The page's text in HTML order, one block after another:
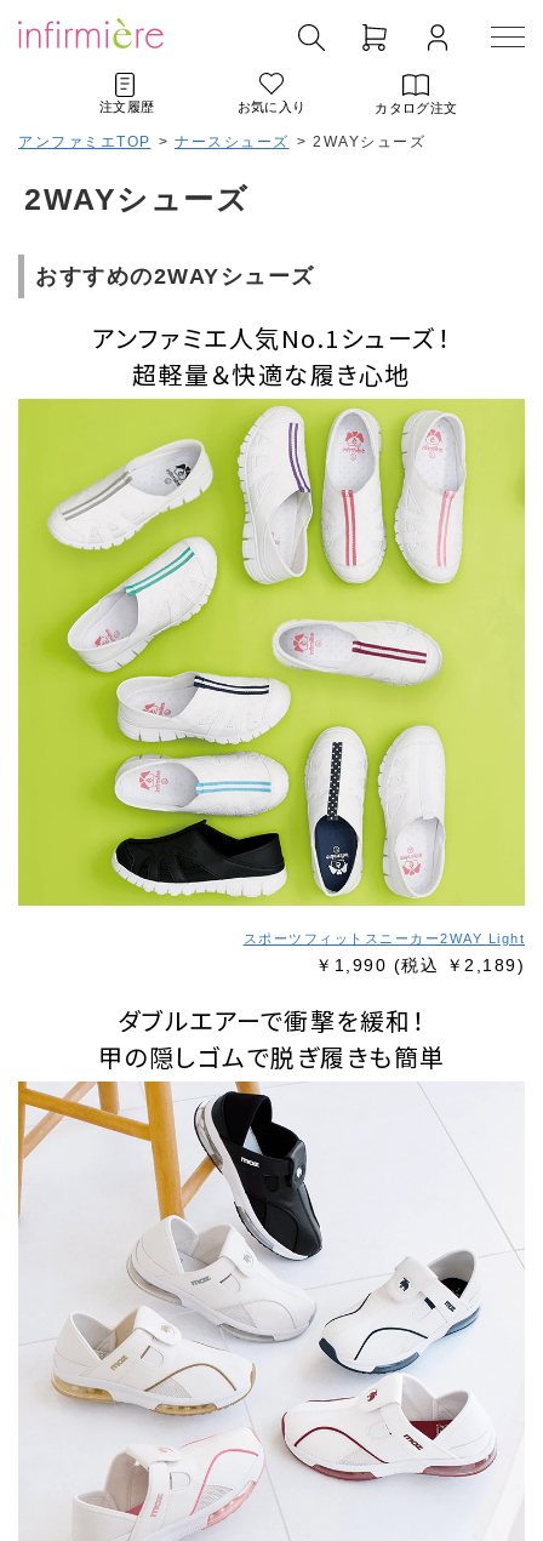
注文履歴 お気に入り カタログ注文
アンファミエTOP > ナースシューズ > 2WAYシューズ
2WAYシューズ
おすすめの2WAYシューズ
アンファミエ人気No.1シューズ！
超軽量＆快適な履き心地
スポーツフィットスニーカー2WAY Light
￥1,990 (税込 ￥2,189)
ダブルエアーで衝撃を緩和！
甲の隠しゴムで脱ぎ履きも簡単